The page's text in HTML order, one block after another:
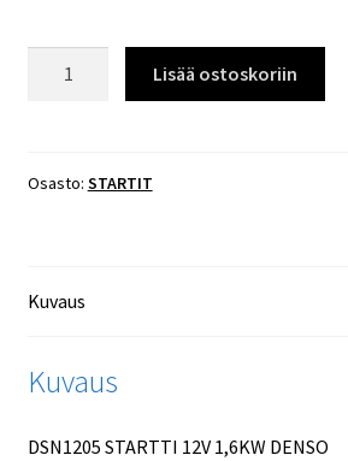
DENSO
Lisää ostoskoriin
Osasto: STARTIT
Kuvaus
Kuvaus
DSN1205 STARTTI 12V 1,6KW DENSO